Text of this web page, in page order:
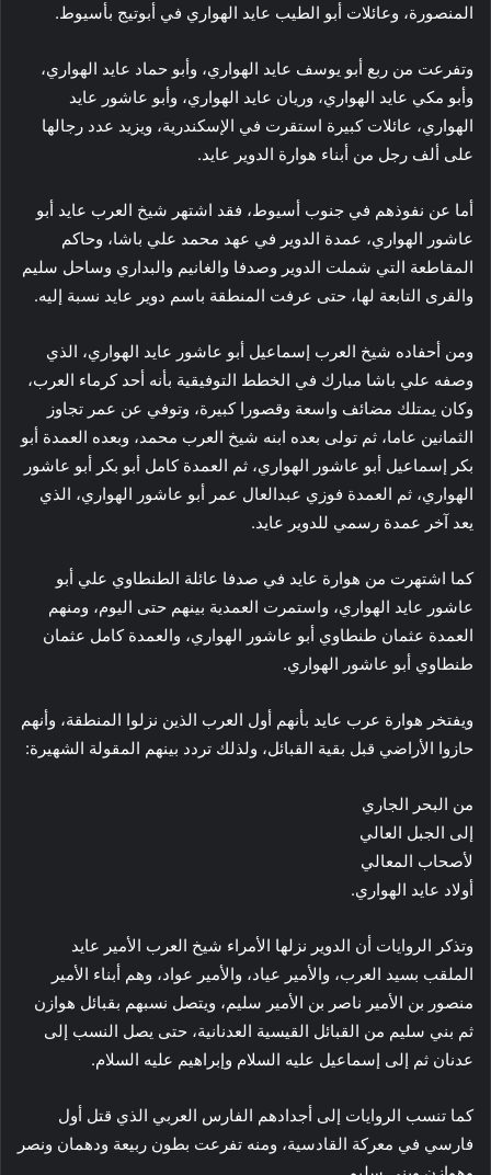
المنصورة، وعائلات أبو الطيب عايد الهواري في أبوتيج بأسيوط.
وتفرعت من ربع أبو يوسف عايد الهواري، وأبو حماد عايد الهواري،
وأبو مكي عايد الهواري، وريان عايد الهواري، وأبو عاشور عايد
الهواري، عائلات كبيرة استقرت في الإسكندرية، ويزيد عدد رجالها
على ألف رجل من أبناء هوارة الدوير عايد.
أما عن نفوذهم في جنوب أسيوط، فقد اشتهر شيخ العرب عايد أبو
عاشور الهواري، عمدة الدوير في عهد محمد علي باشا، وحاكم
المقاطعة التي شملت الدوير وصدفا والغانيم والبداري وساحل سليم
والقرى التابعة لها، حتى عرفت المنطقة باسم دوير عايد نسبة إليه.
ومن أحفاده شيخ العرب إسماعيل أبو عاشور عايد الهواري، الذي
وصفه علي باشا مبارك في الخطط التوفيقية بأنه أحد كرماء العرب،
وكان يمتلك مضائف واسعة وقصورا كبيرة، وتوفي عن عمر تجاوز
الثمانين عاما، ثم تولى بعده ابنه شيخ العرب محمد، وبعده العمدة أبو
بكر إسماعيل أبو عاشور الهواري، ثم العمدة كامل أبو بكر أبو عاشور
الهواري، ثم العمدة فوزي عبدالعال عمر أبو عاشور الهواري، الذي
يعد آخر عمدة رسمي للدوير عايد.
كما اشتهرت من هوارة عايد في صدفا عائلة الطنطاوي علي أبو
عاشور عايد الهواري، واستمرت العمدية بينهم حتى اليوم، ومنهم
العمدة عثمان طنطاوي أبو عاشور الهواري، والعمدة كامل عثمان
طنطاوي أبو عاشور الهواري.
ويفتخر هوارة عرب عايد بأنهم أول العرب الذين نزلوا المنطقة، وأنهم
حازوا الأراضي قبل بقية القبائل، ولذلك تردد بينهم المقولة الشهيرة:
من البحر الجاري
إلى الجبل العالي
لأصحاب المعالي
أولاد عايد الهواري.
وتذكر الروايات أن الدوير نزلها الأمراء شيخ العرب الأمير عايد
الملقب بسيد العرب، والأمير عياد، والأمير عواد، وهم أبناء الأمير
منصور بن الأمير ناصر بن الأمير سليم، ويتصل نسبهم بقبائل هوازن
ثم بني سليم من القبائل القيسية العدنانية، حتى يصل النسب إلى
عدنان ثم إلى إسماعيل عليه السلام وإبراهيم عليه السلام.
كما تنسب الروايات إلى أجدادهم الفارس العربي الذي قتل أول
فارسي في معركة القادسية، ومنه تفرعت بطون ربيعة ودهمان ونصر